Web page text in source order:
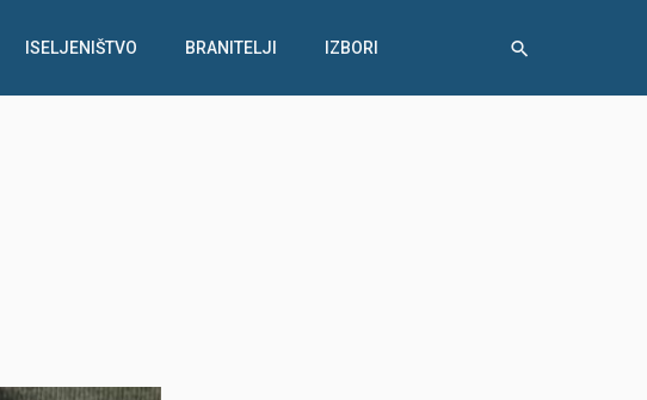
ISELJENIŠTVO BRANITELJI IZBORI